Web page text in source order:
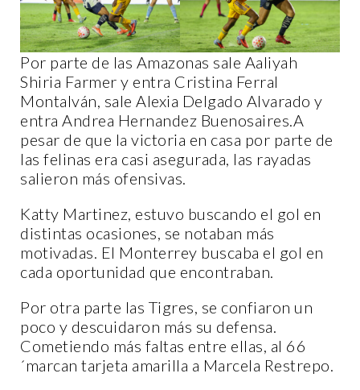
Por parte de las Amazonas sale Aaliyah
Shiria Farmer y entra Cristina Ferral
Montalván, sale Alexia Delgado Alvarado y
entra Andrea Hernandez Buenosaires.A
pesar de que la victoria en casa por parte de
las felinas era casi asegurada, las rayadas
salieron más ofensivas.
Katty Martinez, estuvo buscando el gol en
distintas ocasiones, se notaban más
motivadas. El Monterrey buscaba el gol en
cada oportunidad que encontraban.
Por otra parte las Tigres, se confiaron un
poco y descuidaron más su defensa.
Cometiendo más faltas entre ellas, al 66
´marcan tarjeta amarilla a Marcela Restrepo.